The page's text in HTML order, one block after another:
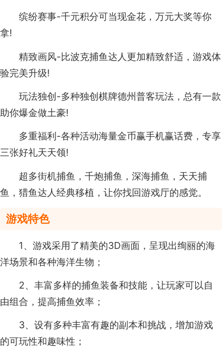
缤纷赛事-千元积分可当现金花，万元大奖等你
拿!
精致画风-比波克捕鱼达人更加精致舒适，游戏体
验完美升级!
玩法独创-多种独创棋牌德州普客玩法，总有一款
助你爆金做土豪!
多重福利-各种活动海量金币赢手机赢话费，专享
三张好礼天天领!
超多街机捕鱼，千炮捕鱼，深海捕鱼，天天捕
鱼，猎鱼达人经典移植，让你找回游戏厅的感觉。
游戏特色
1、游戏采用了精美的3D画面，呈现出绚丽的海
洋场景和各种海洋生物；
2、丰富多样的捕鱼装备和技能，让玩家可以自
由组合，提高捕鱼效率；
3、设有多种丰富有趣的副本和挑战，增加游戏
的可玩性和趣味性；